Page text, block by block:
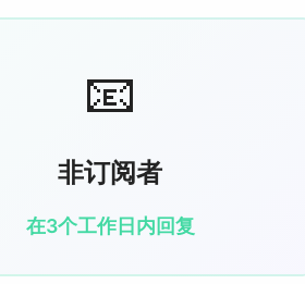
📧
非订阅者
在3个工作日内回复